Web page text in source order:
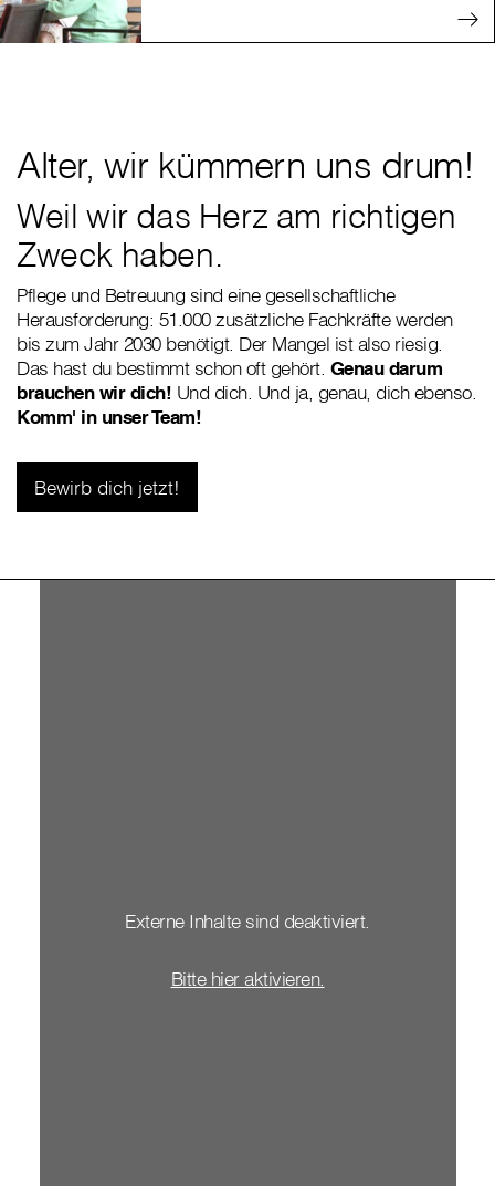
Alter, wir kümmern uns drum!
Weil wir das Herz am richtigen
Zweck haben.
Pflege und Betreuung sind eine gesellschaftliche
Herausforderung: 51.000 zusätzliche Fachkräfte werden
bis zum Jahr 2030 benötigt. Der Mangel ist also riesig.
Das hast du bestimmt schon oft gehört. Genau darum
brauchen wir dich! Und dich. Und ja, genau, dich ebenso.
Komm' in unser Team!
Bewirb dich jetzt!
Externe Inhalte sind deaktiviert.
Bitte hier aktivieren.